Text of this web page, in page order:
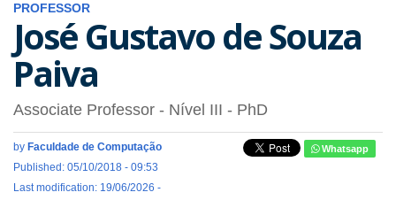
PROFESSOR
José Gustavo de Souza
Paiva
Associate Professor - Nível III - PhD
by Faculdade de Computação
Published: 05/10/2018 - 09:53
Last modification: 19/06/2026 -
Whatsapp